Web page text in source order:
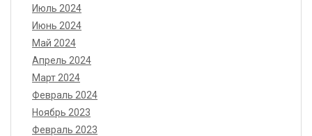
Июль 2024
Июнь 2024
Май 2024
Апрель 2024
Март 2024
Февраль 2024
Ноябрь 2023
Февраль 2023